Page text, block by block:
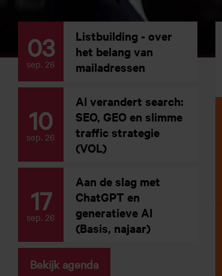
03
sep. 26
Listbuilding - over
het belang van
mailadressen
10
sep. 26
AI verandert search:
SEO, GEO en slimme
traffic strategie
(VOL)
17
sep. 26
Aan de slag met
ChatGPT en
generatieve AI
(Basis, najaar)
Bekijk agenda